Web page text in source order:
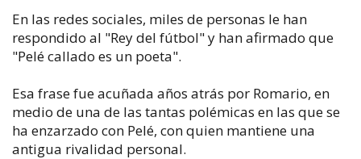
En las redes sociales, miles de personas le han
respondido al "Rey del fútbol" y han afirmado que
"Pelé callado es un poeta".
Esa frase fue acuñada años atrás por Romario, en
medio de una de las tantas polémicas en las que se
ha enzarzado con Pelé, con quien mantiene una
antigua rivalidad personal.